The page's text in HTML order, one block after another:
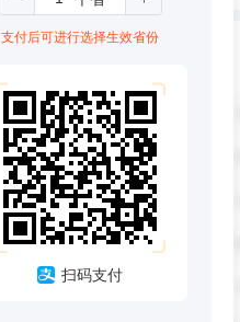
支付后可进行选择生效省份
扫码支付